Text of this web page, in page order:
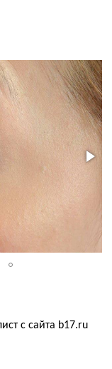
с сайта b17.ru